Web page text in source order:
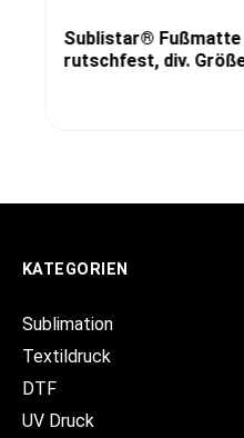
Sublistar® Fußmatte
rutschfest, div.
KATEGORIEN
Sublimation
Textildruck
DTF
UV Druck